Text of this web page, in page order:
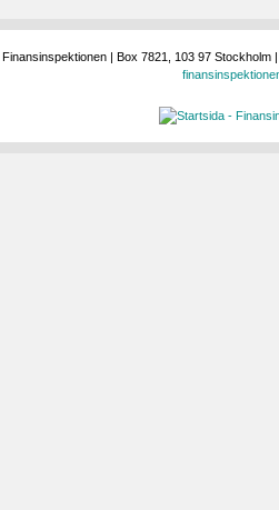
Finansinspektionen | Box 7821, 103 97 Stockholm